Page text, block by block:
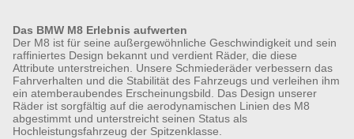
Das BMW M8 Erlebnis aufwerten
Der M8 ist für seine außergewöhnliche Geschwindigkeit und sein
raffiniertes Design bekannt und verdient Räder, die diese
Attribute unterstreichen. Unsere Schmiederäder verbessern das
Fahrverhalten und die Stabilität des Fahrzeugs und verleihen ihm
ein atemberaubendes Erscheinungsbild. Das Design unserer
Räder ist sorgfältig auf die aerodynamischen Linien des M8
abgestimmt und unterstreicht seinen Status als
Hochleistungsfahrzeug der Spitzenklasse.